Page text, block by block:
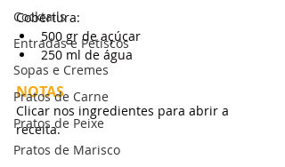
Cocktails
Entradas e Petiscos
Sopas e Cremes
Pratos de Carne
Pratos de Peixe
Pratos de Marisco
Cobertura:
500 gr de açúcar
250 ml de água
NOTAS
Clicar nos ingredientes para abrir a
receita.